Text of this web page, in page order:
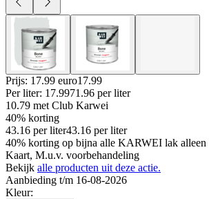
Prijs: 17.99 euro17.99
Per liter: 17.9971.96 per liter
10.79 met Club Karwei
40% korting
43.16 per liter43.16 per liter
40% korting op bijna alle KARWEI lak alleen
Kaart, M.u.v. voorbehandeling
Bekijk alle producten uit deze actie.
Aanbieding t/m 16-08-2026
Kleur: